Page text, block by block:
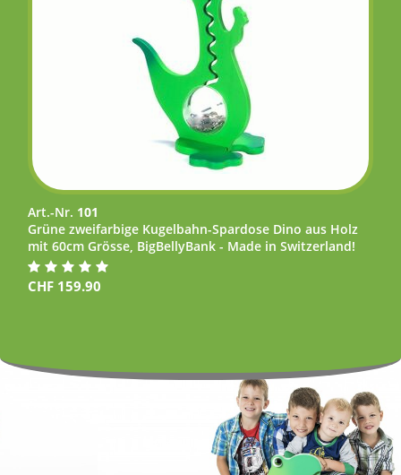
Art.-Nr. 101
Grüne zweifarbige Kugelbahn-Spardose Dino aus Holz
mit 60cm Grösse, BigBellyBank - Made in Switzerland!
CHF 159.90